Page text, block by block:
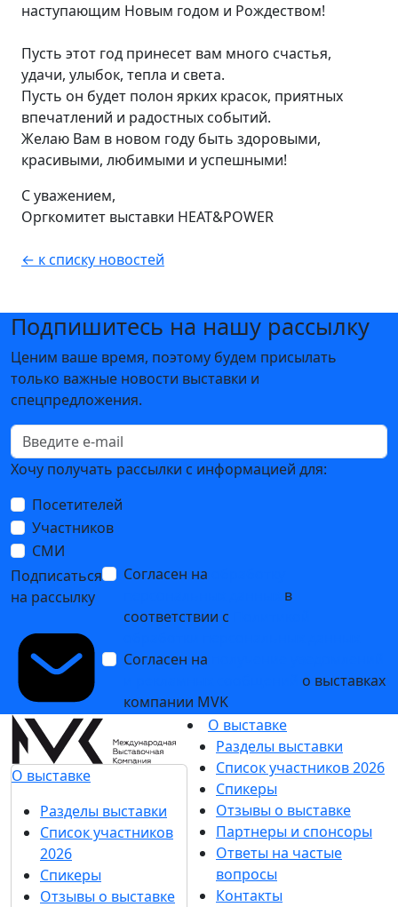
наступающим Новым годом и Рождеством!
Пусть этот год принесет вам много счастья,
удачи, улыбок, тепла и света.
Пусть он будет полон ярких красок, приятных
впечатлений и радостных событий.
Желаю Вам в новом году быть здоровыми,
красивыми, любимыми и успешными!
С уважением,
Оргкомитет выставки HEAT&POWER
← к списку новостей
Подпишитесь на нашу рассылку
Ценим ваше время, поэтому будем присылать
только важные новости выставки и
спецпредложения.
Хочу получать рассылки с информацией для:
Посетителей
Участников
СМИ
Подписаться
на рассылку
Согласен на
в
соответствии с
Согласен на
о выставках
компании MVK
О выставке
Разделы выставки
Список участников
2026
Спикеры
Отзывы о выставке
О выставке
Разделы выставки
Список участников 2026
Спикеры
Отзывы о выставке
Партнеры и спонсоры
Ответы на частые
вопросы
Контакты